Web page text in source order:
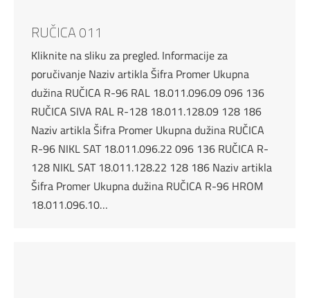
RUČICA 011
Kliknite na sliku za pregled. Informacije za
poručivanje Naziv artikla Šifra Promer Ukupna
dužina RUČICA R-96 RAL 18.011.096.09 096 136
RUČICA SIVA RAL R-128 18.011.128.09 128 186
Naziv artikla Šifra Promer Ukupna dužina RUČICA
R-96 NIKL SAT 18.011.096.22 096 136 RUČICA R-
128 NIKL SAT 18.011.128.22 128 186 Naziv artikla
Šifra Promer Ukupna dužina RUČICA R-96 HROM
18.011.096.10…